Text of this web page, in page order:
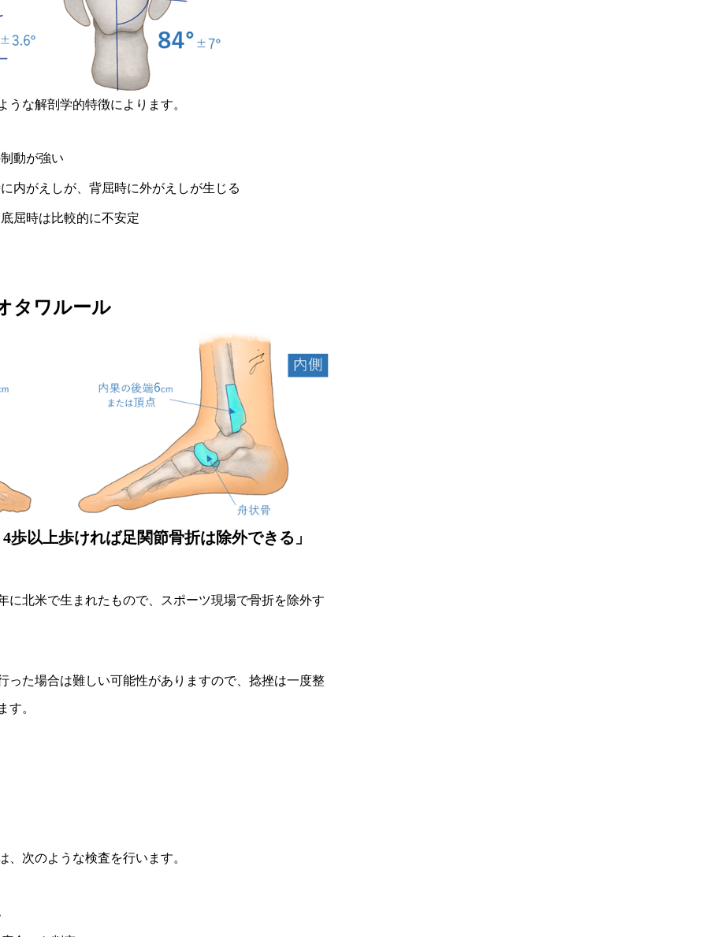
な解剖学的特徴によります。
動が強い
内がえしが、背屈時に外がえしが生じる
屈時は比較的に不安定
タワルール
歩以上歩ければ足関節骨折は除外できる」
に北米で生まれたもので、スポーツ現場で骨折を除外す
った場合は難しい可能性がありますので、捻挫は一度整
す。
次のような検査を行います。